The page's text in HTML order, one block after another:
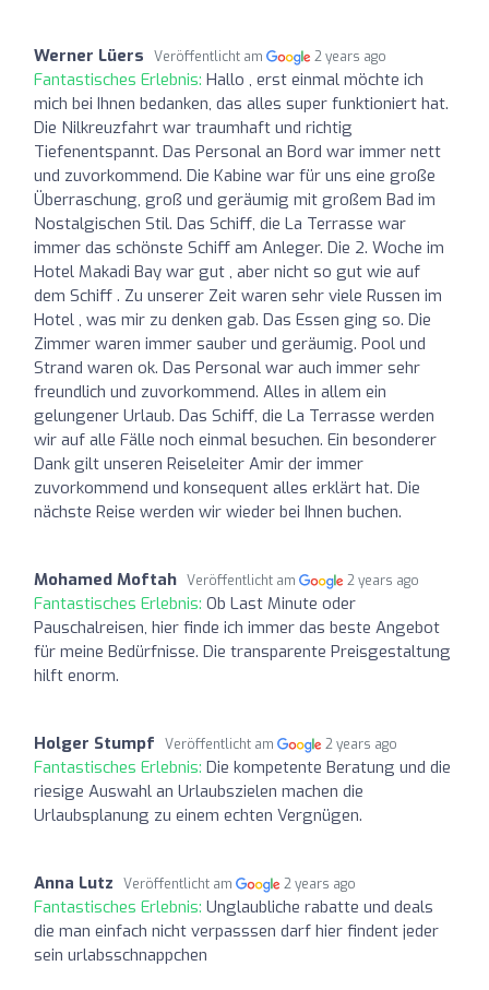
Werner Lüers Veröffentlicht am 2 years ago
Fantastisches Erlebnis: Hallo , erst einmal möchte ich
mich bei Ihnen bedanken, das alles super funktioniert hat.
Die Nilkreuzfahrt war traumhaft und richtig
Tiefenentspannt. Das Personal an Bord war immer nett
und zuvorkommend. Die Kabine war für uns eine große
Überraschung, groß und geräumig mit großem Bad im
Nostalgischen Stil. Das Schiff, die La Terrasse war
immer das schönste Schiff am Anleger. Die 2. Woche im
Hotel Makadi Bay war gut , aber nicht so gut wie auf
dem Schiff . Zu unserer Zeit waren sehr viele Russen im
Hotel , was mir zu denken gab. Das Essen ging so. Die
Zimmer waren immer sauber und geräumig. Pool und
Strand waren ok. Das Personal war auch immer sehr
freundlich und zuvorkommend. Alles in allem ein
gelungener Urlaub. Das Schiff, die La Terrasse werden
wir auf alle Fälle noch einmal besuchen. Ein besonderer
Dank gilt unseren Reiseleiter Amir der immer
zuvorkommend und konsequent alles erklärt hat. Die
nächste Reise werden wir wieder bei Ihnen buchen.
Mohamed Moftah Veröffentlicht am 2 years ago
Fantastisches Erlebnis: Ob Last Minute oder
Pauschalreisen, hier finde ich immer das beste Angebot
für meine Bedürfnisse. Die transparente Preisgestaltung
hilft enorm.
Holger Stumpf Veröffentlicht am 2 years ago
Fantastisches Erlebnis: Die kompetente Beratung und die
riesige Auswahl an Urlaubszielen machen die
Urlaubsplanung zu einem echten Vergnügen.
Anna Lutz Veröffentlicht am 2 years ago
Fantastisches Erlebnis: Unglaubliche rabatte und deals
die man einfach nicht verpasssen darf hier findent jeder
sein urlabsschnappchen